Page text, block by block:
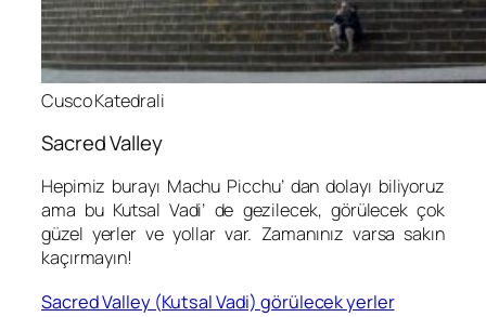
Cusco Katedrali
Sacred Valley
Hepimiz burayı Machu Picchu’ dan dolayı biliyoruz
ama bu Kutsal Vadi’ de gezilecek, görülecek çok
güzel yerler ve yollar var. Zamanınız varsa sakın
kaçırmayın!
Sacred Valley (Kutsal Vadi) görülecek yerler